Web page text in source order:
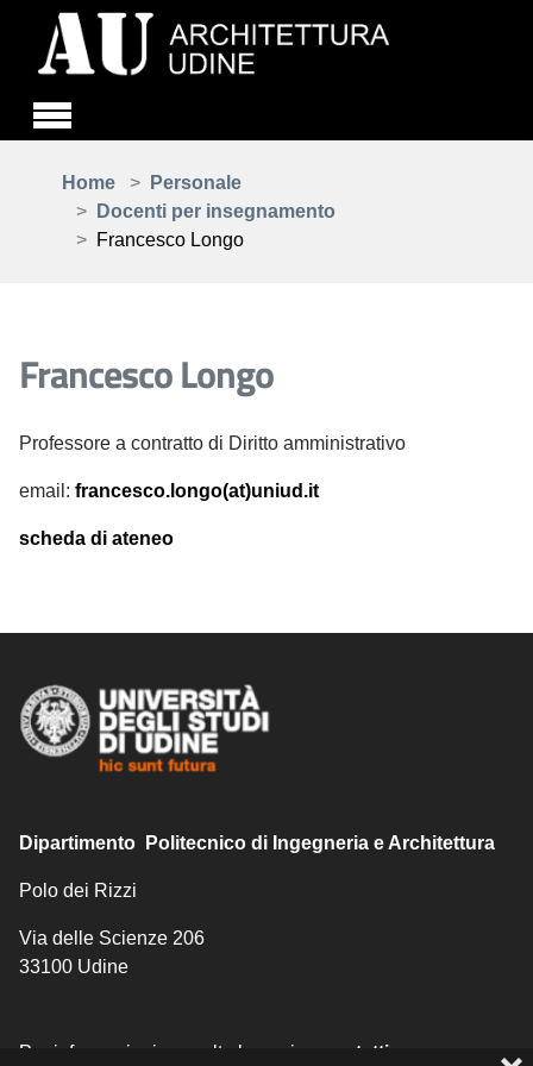
Home
Personale
Docenti per insegnamento
Francesco Longo
Francesco Longo
Professore a contratto di Diritto amministrativo
email: francesco.longo(at)uniud.it
scheda di ateneo
Dipartimento Politecnico di Ingegneria e Architettura
Polo dei Rizzi
Via delle Scienze 206
33100 Udine
Per informazioni consulta la pagina contatti